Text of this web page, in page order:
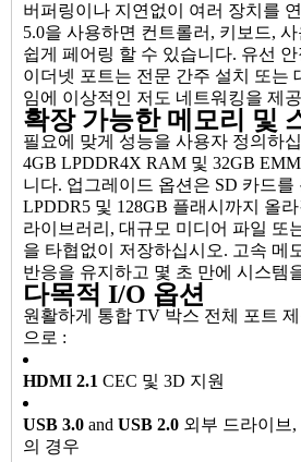
버퍼링이나 지연없이 여러 장치를
5.0을 사용하면 컨트롤러, 키보드,
쉽게 페어링 할 수 있습니다. 유선
이더넷 포트는 전문 간주 설치 또는
임에 이상적인 저도 네트워킹을 제
확장 가능한 메모리 및
필요에 맞게 성능을 사용자 정의하
4GB LPDDR4X RAM 및 32GB
니다. 업그레이드 옵션은 SD 카드를
LPDDR5 및 128GB 플래시까지 올
라이브러리, 대규모 미디어 파일 또
을 타협없이 저장하십시오. 고속 메
반응을 유지하고 몇 초 만에 시스템
다목적 I/O 옵션
원활하게 통합 TV 박스 전체 포트
으로 :
HDMI 2.1 CEC 및 3D 지원
USB 3.0 and USB 2.0 외부 드라이브,
의 경우